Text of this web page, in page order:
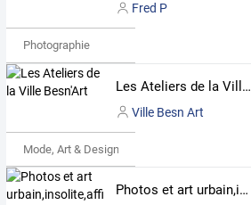
Fred P
Photographie
Les Ateliers de la Ville Besn'Art
Ville Besn Art
Mode, Art & Design
Photos et art urbain,insolite,affiches ,affichettes..par URBANO 75